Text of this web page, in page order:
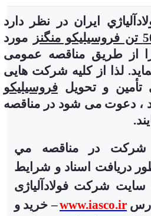
ايران در نظر دارد
مورد
از طریق مناقصه عمومی
لذا از کلیه شرکت هایی
تأمین و تحویل فروسیلیکو
، دعوت می شود در مناقصه
شركت در مناقصه مي
دریافت اسناد و شرایط
سایت شرکت فولادآلیاژی
www.iasco.ir
– خرید و